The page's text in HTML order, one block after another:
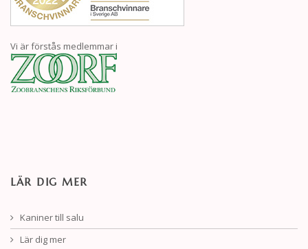
Vi är förstås medlemmar i
LÄR DIG MER
Kaniner till salu
Lär dig mer